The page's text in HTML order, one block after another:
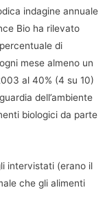
indagine annuale
Bio ha rilevato
di
mese almeno un
al 40% (4 su 10)
dell’ambiente
biologici da parte
intervistati (erano il
che gli alimenti